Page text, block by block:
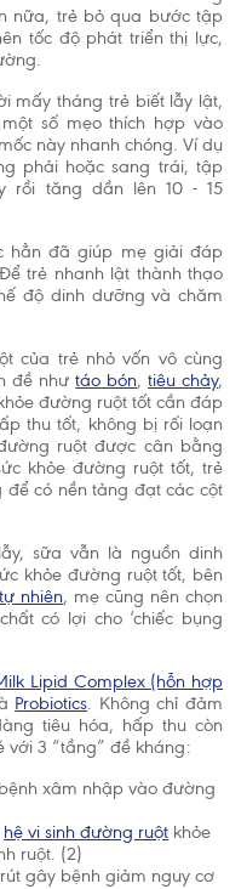
nữa, trẻ bỏ qua bước tập
tốc độ phát triển thị lực,
mấy tháng trẻ biết lẫy lật,
số mẹo thích hợp vào
này nhanh chóng. Ví dụ
phải hoặc sang trái, tập
rồi tăng dần lên 10 - 15
hẳn đã giúp mẹ giải đáp
trẻ nhanh lật thành thạo
độ dinh dưỡng và chăm
của trẻ nhỏ vốn vô cùng
đề nhưtáo bón,tiêu chảy,
đường ruột tốt cần đáp
thu tốt, không bị rối loạn
ruột được cân bằng
khỏe đường ruột tốt, trẻ
có nền tảng đạt các cột
sữa vẫn là nguồn dinh
khỏe đường ruột tốt, bên
nhiên, mẹ cũng nên chọn
có lợi cho ‘chiếc bụng
Lipid Complex (hỗn hợp
Probiotics. Không chỉ đảm
tiêu hóa, hấp thu còn
với 3 “tầng” đề kháng:
xâm nhập vào đường
hệ vi sinh đường ruột khỏe
ruột. (2)
gây bệnh giảm nguy cơ